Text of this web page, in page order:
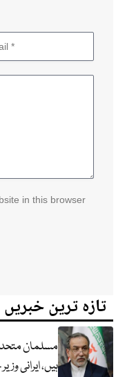
in this browser
تازہ ترین خبریں
مسلمان متحد
ہیں، ایرانی